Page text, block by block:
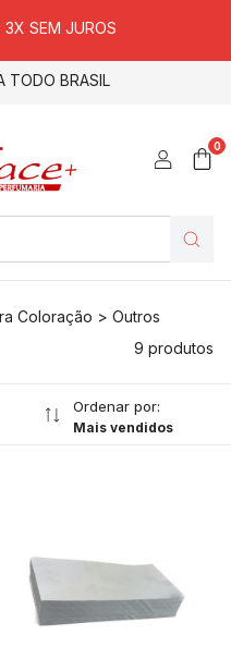
3X SEM JUROS
TODO BRASIL
0
Coloração > Outros
9 produtos
Ordenar por:
Mais vendidos